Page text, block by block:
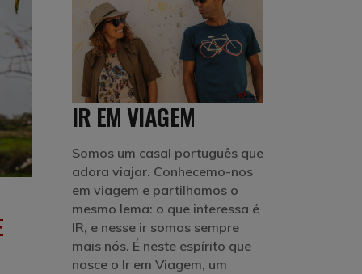
IR EM VIAGEM
Somos um casal português que
adora viajar. Conhecemo-nos
em viagem e partilhamos o
mesmo lema: o que interessa é
IR, e nesse ir somos sempre
mais nós. É neste espírito que
nasce o Ir em Viagem, um